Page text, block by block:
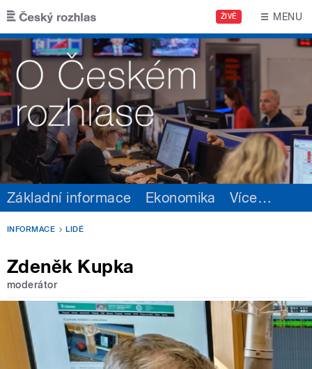
Přejít k hlavnímu obsahu
ŽIVĚ MENU
Základní informace Ekonomika Více…
INFORMACE LIDÉ
Zdeněk Kupka
moderátor